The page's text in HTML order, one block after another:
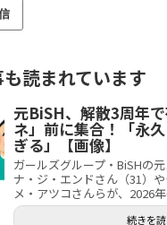
読まれています
元BiSH、解散3周年
ネ」前に集合！「永
ぎる」【画像】
ガールズグループ・BiSHの
ナ・ジ・エンドさん（31）
メ・アツコさんらが、2026
続きを